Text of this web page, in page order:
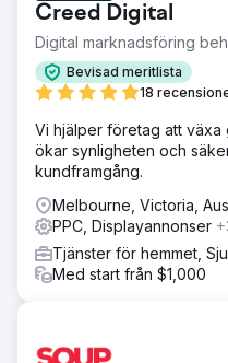
Creed Digital
Digital marknadsföring
Bevisad meritlista
18
Vi hjälper företag att växa
ökar synligheten och
kundframgång.
Melbourne, Victoria,
PPC, Displayannonser
Tjänster för hemmet,
Med start från $1,000